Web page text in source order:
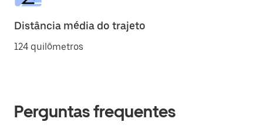
Distância média do trajeto
124 quilômetros
Perguntas frequentes